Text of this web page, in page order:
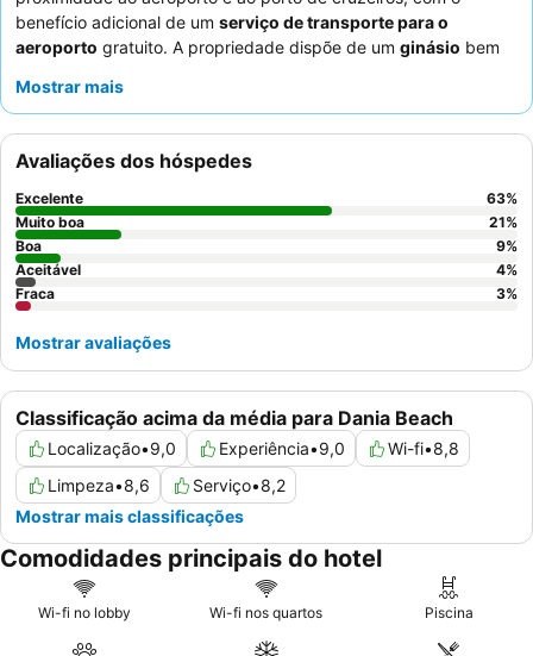
benefício adicional de um serviço de transporte para o
aeroporto gratuito. A propriedade dispõe de um ginásio bem
Peloton, para atender às necessidades de fitness dos
simpático e prestável
receção e os atenciosos motoristas do shuttle, e apreciam as
opções de pequeno-almoço abundantes e variadas. Para uma
experiência mais tranquila, os hóspedes devem considerar
solicitar um quarto virado para longe da autoestrada próxima.
Mostrar mais
Classificação acima da média para Dania Beach
Localização•9,0 Experiência•9,0 Wi-fi•8,8
Limpeza•8,6 Serviço•8,2
Mostrar mais classificações
Avaliações dos hóspedes
Excelente 63%
Muito boa
21%
Boa
9%
Aceitável
4%
Fraca
3%
Mostrar avaliações
Comodidades principais do hotel
Wi-fi no lobby Wi-fi nos quartos Piscina